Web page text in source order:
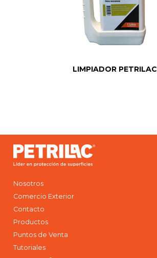
LIMPIADOR PETRILAC
Nosotros
Comercio Exterior
Contacto
Productos
Puntos de Venta
Tutoriales